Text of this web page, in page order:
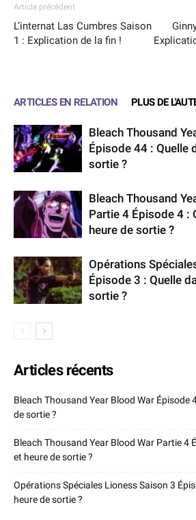
Article précédent
L’internat Las Cumbres Saison
1 : Explication de la fin !
ARTICLES EN RELATION PLUS DE
Bleach Thousand
Épisode 44 : Quelle
sortie ?
Bleach Thousand
Partie 4 Épisode 4 :
heure de sortie ?
Opérations
Épisode 3 : Quelle
sortie ?
Articles récents
Bleach Thousand Year Blood War Épisode
de sortie ?
Bleach Thousand Year Blood War Partie 4
et heure de sortie ?
Opérations Spéciales Lioness Saison 3
heure de sortie ?